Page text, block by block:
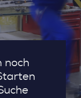
noch